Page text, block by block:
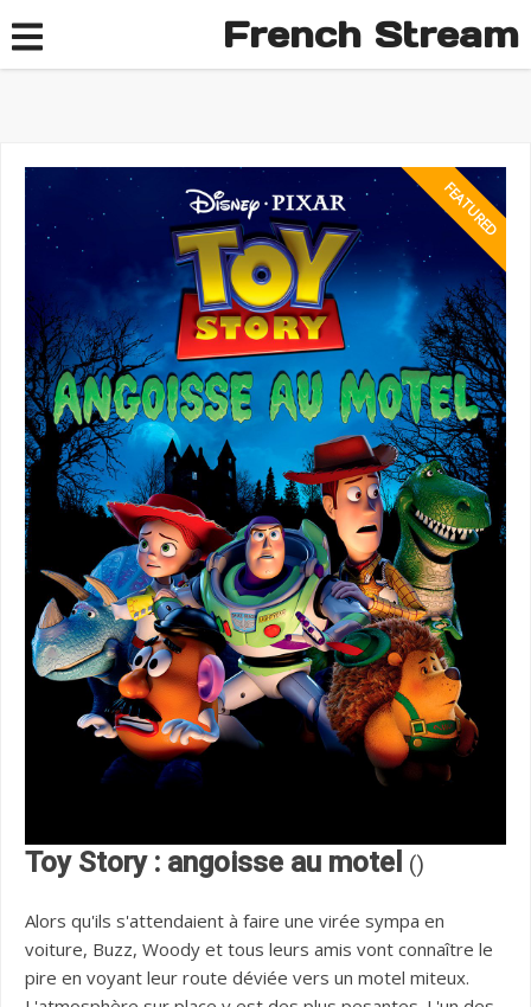
French Stream
Toy Story : angoisse au motel ()
Alors qu'ils s'attendaient à faire une virée sympa en
voiture, Buzz, Woody et tous leurs amis vont connaître le
pire en voyant leur route déviée vers un motel miteux.